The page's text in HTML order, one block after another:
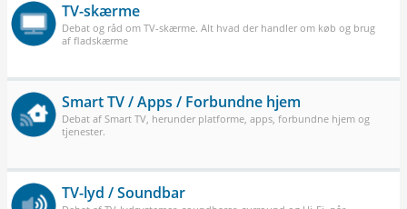
TV-skærme
Debat og råd om TV-skærme. Alt hvad der handler om køb og brug
af fladskærme
Smart TV / Apps / Forbundne hjem
Debat af Smart TV, herunder platforme, apps, forbundne hjem og
tjenester.
TV-lyd / Soundbar